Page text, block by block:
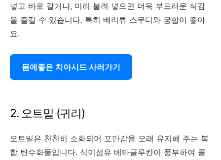
넣고 바로 갈거나, 미리 불려 넣으면 더욱 부드러운 식감
을 즐길 수 있습니다. 특히 베리류 스무디와 궁합이 좋아
요.
몸에좋은 치아시드 사러가기
2. 오트밀 (귀리)
오트밀은 천천히 소화되어 포만감을 오래 유지해 주는 복
합 탄수화물입니다. 식이섬유 베타글루칸이 풍부하여 콜